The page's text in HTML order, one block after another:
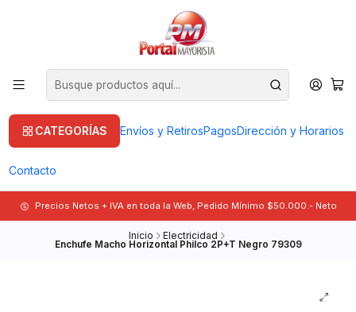
CATEGORÍAS Envíos y RetirosPagosDirección y Horarios
Contacto
Precios Netos + IVA en toda la Web, Pedido Mínimo $50.000.- Neto
Inicio Electricidad
Enchufe Macho Horizontal Philco 2P+T Negro 79309